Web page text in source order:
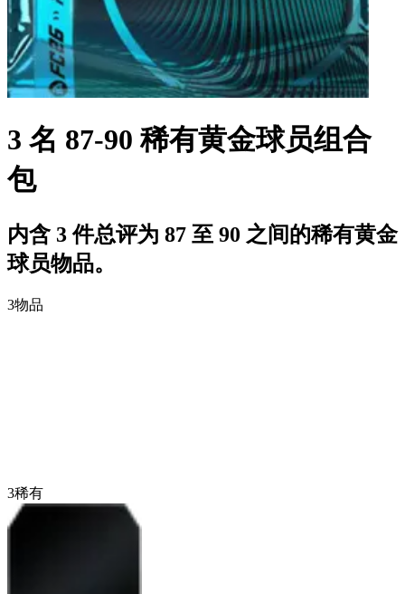
3 名 87-90 稀有黄金球员组合
包
内含 3 件总评为 87 至 90 之间的稀有黄金
球员物品。
3物品
3稀有